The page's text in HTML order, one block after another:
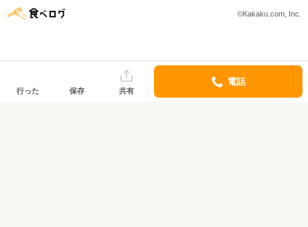
©Kakaku.com, Inc.
行った 保存 共有
電話